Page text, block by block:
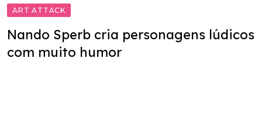
ART ATTACK
Nando Sperb cria personagens lúdicos
com muito humor